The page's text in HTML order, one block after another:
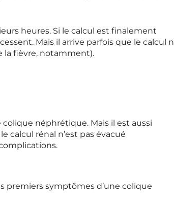
heures. Si le calcul est finalement
Mais il arrive parfois que le calcul
la fièvre, notamment).
néphrétique. Mais il est aussi
calcul rénal n’est pas évacué
premiers symptômes d’une colique